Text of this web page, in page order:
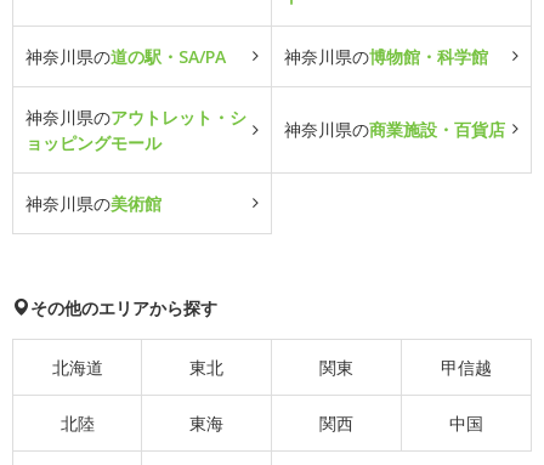
神奈川県の道の駅・SA/PA 神奈川県の博物館・科学館
神奈川県のアウトレット・シ
ョッピングモール
神奈川県の商業施設・百貨店
神奈川県の美術館
その他のエリアから探す
北海道 東北 関東 甲信越
北陸 東海 関西 中国